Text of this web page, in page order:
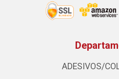
ADESIVOS/